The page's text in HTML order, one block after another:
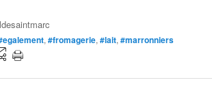
, #fromagerie, #lait, #marronniers